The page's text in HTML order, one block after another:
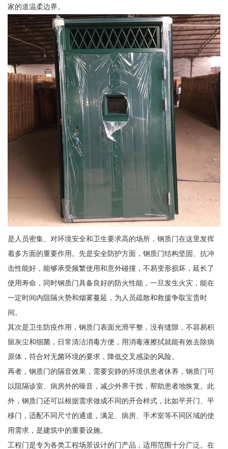
家的道温柔边界。
是人员密集、对环境安全和卫生要求高的场所，钢质门在这里发挥
着多方面的重要作用。先是安全防护方面，钢质门结构坚固、抗冲
击性能好，能够承受频繁使用和意外碰撞，不易变形损坏，延长了
使用寿命，同时钢质门具备良好的防火性能，一旦发生火灾，能在
一定时间内阻隔火势和烟雾蔓延，为人员疏散和救援争取宝贵时
间。
其次是卫生防疫作用，钢质门表面光滑平整，没有缝隙，不容易积
留灰尘和细菌，日常清洁消毒方便，用消毒液擦拭就能有效去除病
原体，符合对无菌环境的要求，降低交叉感染的风险。
再者，钢质门的隔音效果，需要安静的环境供患者休养，钢质门可
以阻隔诊室、病房外的噪音，减少外界干扰，帮助患者地恢复。此
外，钢质门还可以根据需求做成不同的开合样式，比如平开门、平
移门，适配不同尺寸的通道，满足、病房、手术室等不同区域的使
用需求，是建筑中的重要设施。
工程门是专为各类工程场景设计的门产品，适用范围十分广泛。在